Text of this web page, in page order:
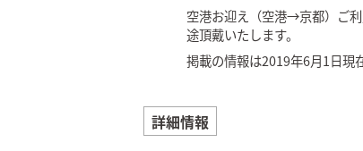
空港お迎え（空港→京都）ご
途頂戴いたします。
掲載の情報は2019年6月1日現
詳細情報